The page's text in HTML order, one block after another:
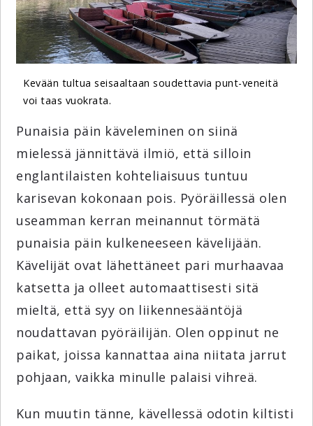
Kevään tultua seisaaltaan soudettavia punt-veneitä
voi taas vuokrata.
Punaisia päin käveleminen on siinä
mielessä jännittävä ilmiö, että silloin
englantilaisten kohteliaisuus tuntuu
karisevan kokonaan pois. Pyöräillessä olen
useamman kerran meinannut törmätä
punaisia päin kulkeneeseen kävelijään.
Kävelijät ovat lähettäneet pari murhaavaa
katsetta ja olleet automaattisesti sitä
mieltä, että syy on liikennesääntöjä
noudattavan pyöräilijän. Olen oppinut ne
paikat, joissa kannattaa aina niitata jarrut
pohjaan, vaikka minulle palaisi vihreä.
Kun muutin tänne, kävellessä odotin kiltisti